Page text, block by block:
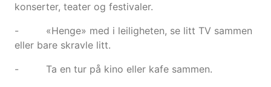
konserter, teater og festivaler.
- «Henge» med i leiligheten, se litt TV sammen
eller bare skravle litt.
- Ta en tur på kino eller kafe sammen.